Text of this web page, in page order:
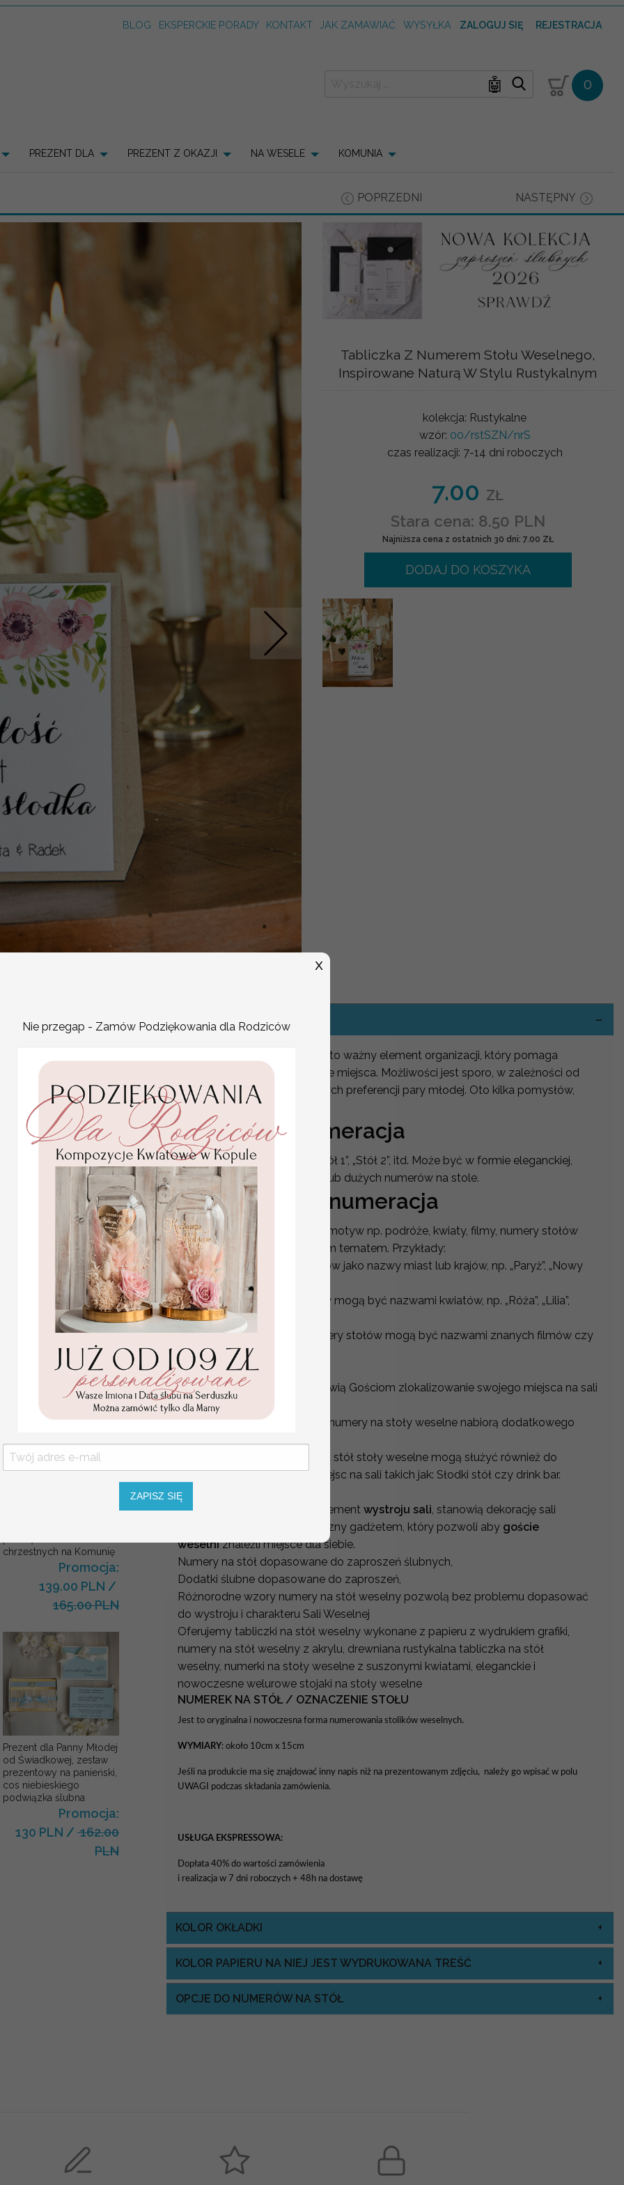
BLOG EKSPERCKIE PORADY KONTAKT JAK ZAMAWIAĆ WYSYŁKA ZALOGUJ SIĘ REJESTRACJA
🤖 0
PREZENT DLA PREZENT Z OKAZJI NA WESELE KOMUNIA
POPRZEDNI NASTĘPNY
Nastepne
Tabliczka Z Numerem Stołu Weselnego,
Inspirowane Naturą W Stylu Rustykalnym
kolekcja: Rustykalne
wzór: 00/rstSZN/nrS
czas realizacji: 7-14 dni roboczych
7.00 ZŁ
Stara cena: 8.50 PLN
Najniższa cena z ostatnich 30 dni: 7.00 ZŁ
DODAJ DO KOSZYKA
Statuetka pamiątka
Pierwszej Komunii w
personalizowana
Pamiątka Komunijna
opakowanie na pieniądze
Promocja:
85.00 PLN /
105.00
PLN
chrzestnych na Komunię
Promocja:
139.00 PLN /
165.00 PLN
Prezent dla Panny Młodej
od Świadkowej, zestaw
prezentowy na panieński,
cos niebieskiego
podwiązka ślubna
Promocja:
130 PLN / 162.00
PLN
OPIS PRODUKTU
Numeracja stołów na weselu to ważny element organizacji, który pomaga
gościom łatwiej znaleźć swoje miejsca. Możliwości jest sporo, w zależności od
stylu wesela, a także osobistych preferencji pary młodej. Oto kilka pomysłów,
które mogą Cię zainspirować:
Tradycyjna numeracja
Prosta numeracja, czyli „Stół 1”, „Stół 2”, itd. Może być w formie eleganckiej,
minimalistycznej tabliczki lub dużych numerów na stole.
2.Tematyczna numeracja
Jeśli wesele ma określony motyw np. podróże, kwiaty, filmy, numery stołów
mogą być powiązane z tym tematem. Przykłady:
Podróże – numery stołów jako nazwy miast lub krajów, np. „Paryż”, „Nowy
Jork”, „Tokyo”.
Kwiaty
– numery stołów mogą być nazwami kwiatów, np. „Róża”, „Lilia”,
„Tulipan”.
Filmy lub książki
– numery stołów mogą być nazwami znanych filmów czy
postaci z literatury.
numerek na stół weselny ułatwią Gościom zlokalizowanie swojego miejsca na sali
weselnej.
Wyjątkowa grafika sprawi, że numery na stoły weselne nabiorą dodatkowego
Spersonalizowane numerki na stół stoły weselne mogą służyć również do
oznaczenia dodatkowych miejsc na sali takich jak: Słodki stół czy drink bar.
Numeracja stołów stanowi element wystroju sali, stanowią dekorację sali
weselnej jak i również praktyczny gadżetem, który pozwoli aby goście
weselniznaleźli miejsce dla siebie.
Numery na stół dopasowane do zaproszeń ślubnych,
Dodatki ślubne dopasowane do zaproszeń,
Różnorodne wzory numery na stół weselny pozwolą bez problemu dopasować
do wystroju i charakteru Sali Weselnej
Oferujemy tabliczki na stół weselny wykonane z papieru z wydrukiem grafiki,
numery na stół weselny z akrylu, drewniana rustykalna tabliczka na stół
weselny, numerki na stoły weselne z suszonymi kwiatami, eleganckie i
nowoczesne welurowe stojaki na stoły weselne
NUMEREK NA STÓŁ / OZNACZENIE STOŁU
Jest to oryginalna i nowoczesna forma numerowania stolików weselnych.
WYMIARY: około 10cm x 15cm
Jeśli na produkcie ma się znajdować inny napis niż na prezentowanym zdjęciu, należy go wpisać w polu
UWAGI podczas składania zamówienia.
USŁUGA EKSPRESSOWA:
Dopłata 40% do wartości zamówienia
i realizacja w 7 dni roboczych + 48h na dostawę
KOLOR OKŁADKI
KOLOR PAPIERU NA NIEJ JEST WYDRUKOWANA TREŚĆ
OPCJE DO NUMERÓW NA STÓŁ
Nie przegap - Zamów Podziękowania dla Rodziców
ZAPISZ SIĘ
X